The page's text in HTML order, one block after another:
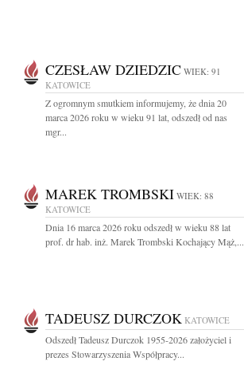
CZESŁAW DZIEDZIC WIEK: 91
KATOWICE
Z ogromnym smutkiem informujemy, że dnia 20
marca 2026 roku w wieku 91 lat, odszedł od nas
mgr...
MAREK TROMBSKI WIEK: 88
KATOWICE
Dnia 16 marca 2026 roku odszedł w wieku 88 lat
prof. dr hab. inż. Marek Trombski Kochający Mąż,...
TADEUSZ DURCZOK KATOWICE
Odszedł Tadeusz Durczok 1955-2026 założyciel i
prezes Stowarzyszenia Współpracy...